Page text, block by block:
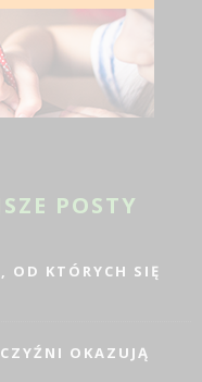
POSTY
OD KTÓRYCH SIĘ
OKAZUJĄ